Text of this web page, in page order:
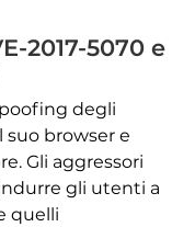
2017-5070 e
degli
browser e
Gli aggressori
gli utenti a
quelli